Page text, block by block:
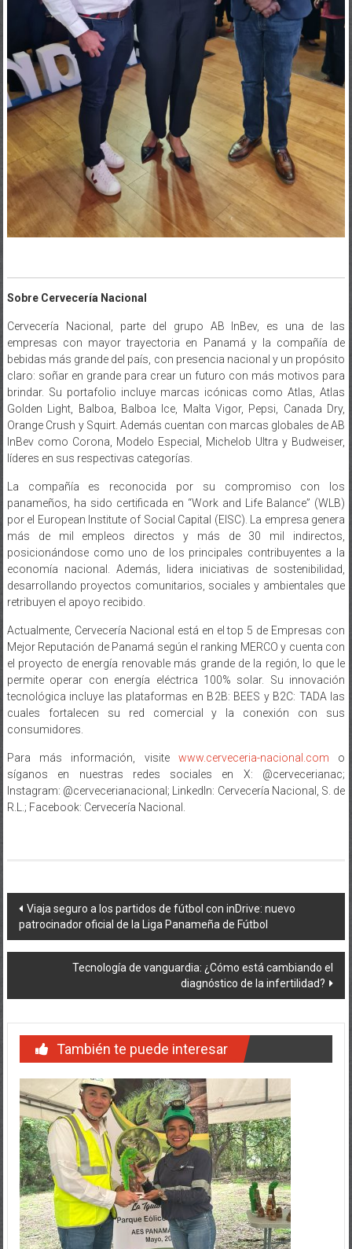
Sobre Cervecería Nacional
Cervecería Nacional, parte del grupo AB InBev, es una de las
empresas con mayor trayectoria en Panamá y la compañía de
bebidas más grande del país, con presencia nacional y un propósito
claro: soñar en grande para crear un futuro con más motivos para
brindar. Su portafolio incluye marcas icónicas como Atlas, Atlas
Golden Light, Balboa, Balboa Ice, Malta Vigor, Pepsi, Canada Dry,
Orange Crush y Squirt. Además cuentan con marcas globales de AB
InBev como Corona, Modelo Especial, Michelob Ultra y Budweiser,
líderes en sus respectivas categorías.
La compañía es reconocida por su compromiso con los
panameños, ha sido certificada en “Work and Life Balance” (WLB)
por el European Institute of Social Capital (EISC). La empresa genera
más de mil empleos directos y más de 30 mil indirectos,
posicionándose como uno de los principales contribuyentes a la
economía nacional. Además, lidera iniciativas de sostenibilidad,
desarrollando proyectos comunitarios, sociales y ambientales que
retribuyen el apoyo recibido.
Actualmente, Cervecería Nacional está en el top 5 de Empresas con
Mejor Reputación de Panamá según el ranking MERCO y cuenta con
el proyecto de energía renovable más grande de la región, lo que le
permite operar con energía eléctrica 100% solar. Su innovación
tecnológica incluye las plataformas en B2B: BEES y B2C: TADA las
cuales fortalecen su red comercial y la conexión con sus
consumidores.
Para más información, visite www.cerveceria-nacional.com o
síganos en nuestras redes sociales en X: @cervecerianac;
Instagram: @cervecerianacional; LinkedIn: Cervecería Nacional, S. de
R.L.; Facebook: Cervecería Nacional.
Navegación
de
entradas
Viaja seguro a los partidos de fútbol con inDrive: nuevo
patrocinador oficial de la Liga Panameña de Fútbol
Tecnología de vanguardia: ¿Cómo está cambiando el
diagnóstico de la infertilidad?
También te puede interesar